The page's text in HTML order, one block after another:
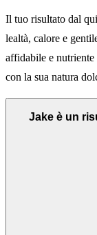
Il tuo risultato dal
lealtà, calore e
affidabile e nutriente
con la sua natura
Jake è un